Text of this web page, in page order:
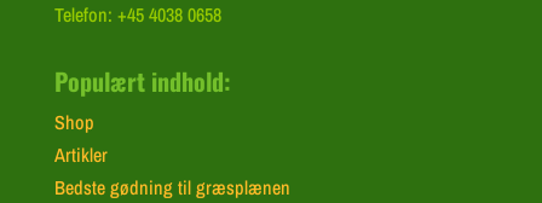
Telefon: +45 4038 0658
Populært indhold:
Shop
Artikler
Bedste gødning til græsplænen